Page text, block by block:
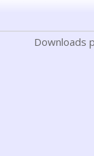
Downloads